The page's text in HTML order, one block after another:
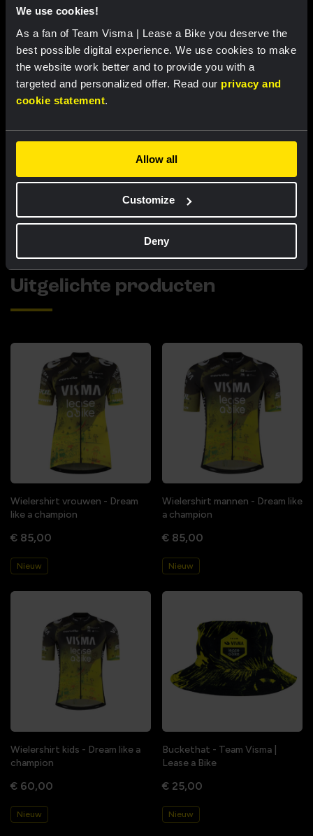
We use cookies!
As a fan of Team Visma | Lease a Bike you deserve the
best possible digital experience. We use cookies to make
the website work better and to provide you with a
targeted and personalized offer. Read our privacy and
cookie statement.
Allow all
Customize
Deny
lastige zesde etappe Ronde van Polen
RACE REPORT | 8 AUG, 17:00
Nordhagen zevende in slotrit van Vuelta a
Burgos
Uitgelichte producten
Wielershirt vrouwen - Dream
like a champion
€ 85,00
Nieuw
Wielershirt mannen - Dream like
a champion
€ 85,00
Nieuw
Wielershirt kids - Dream like a
champion
€ 60,00
Nieuw
Buckethat - Team Visma |
Lease a Bike
€ 25,00
Nieuw